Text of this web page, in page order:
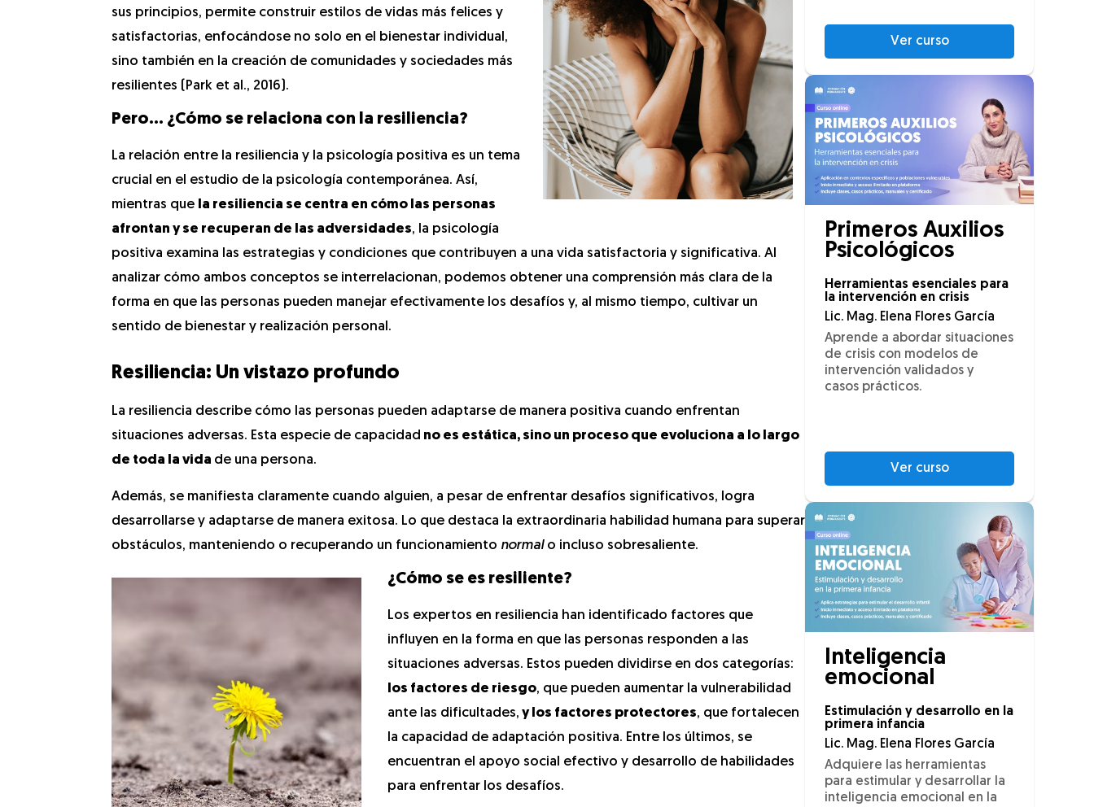
sus principios, permite construir estilos de vidas más felices y
satisfactorias, enfocándose no solo en el bienestar individual,
sino también en la creación de comunidades y sociedades más
resilientes (Park et al., 2016).
Pero… ¿Cómo se relaciona con la resiliencia?
La relación entre la resiliencia y la psicología positiva es un tema
crucial en el estudio de la psicología contemporánea. Así,
mientras que la resiliencia se centra en cómo las personas
afrontan y se recuperan de las adversidades, la psicología
positiva examina las estrategias y condiciones que contribuyen a una vida satisfactoria y significativa. Al
analizar cómo ambos conceptos se interrelacionan, podemos obtener una comprensión más clara de la
forma en que las personas pueden manejar efectivamente los desafíos y, al mismo tiempo, cultivar un
sentido de bienestar y realización personal.
Resiliencia: Un vistazo profundo
La resiliencia describe cómo las personas pueden adaptarse de manera positiva cuando enfrentan
situaciones adversas. Esta especie de capacidad no es estática, sino un proceso que evoluciona a lo largo
de toda la vida de una persona.
Además, se manifiesta claramente cuando alguien, a pesar de enfrentar desafíos significativos, logra
desarrollarse y adaptarse de manera exitosa. Lo que destaca la extraordinaria habilidad humana para superar
obstáculos, manteniendo o recuperando un funcionamiento normalo incluso sobresaliente.
¿Cómo se es resiliente?
Los expertos en resiliencia han identificado factores que
influyen en la forma en que las personas responden a las
situaciones adversas. Estos pueden dividirse en dos categorías:
los factores de riesgo, que pueden aumentar la vulnerabilidad
ante las dificultades, y los factores protectores, que fortalecen
la capacidad de adaptación positiva. Entre los últimos, se
encuentran el apoyo social efectivo y desarrollo de habilidades
para enfrentar los desafíos.
Ver curso
Primeros Auxilios
Psicológicos
Herramientas esenciales para
la intervención en crisis
Lic. Mag. Elena Flores García
Aprende a abordar situaciones
de crisis con modelos de
intervención validados y
casos prácticos.
Ver curso
Inteligencia
emocional
Estimulación y desarrollo en la
primera infancia
Lic. Mag. Elena Flores García
Adquiere las herramientas
para estimular y desarrollar la
inteligencia emocional en la